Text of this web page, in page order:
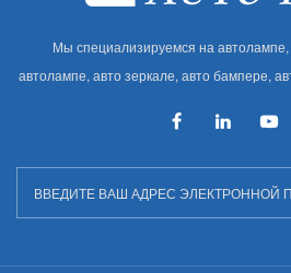
Мы специализируемся на
автолампе, авто зеркале, авто бампере,
автозапчастей для Audi,